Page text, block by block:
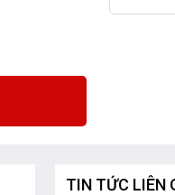
TIN TỨC LIÊN